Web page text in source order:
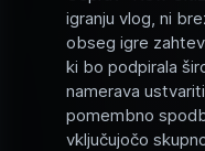
igranju vlog, ni
obseg igre
ki bo podpirala
namerava
pomembno
vključujočo